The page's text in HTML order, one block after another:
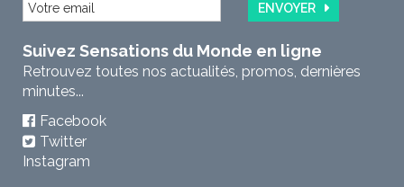
ENVOYER
Suivez Sensations du Monde en ligne
Retrouvez toutes nos actualités, promos, dernières
minutes...
Facebook
Twitter
Instagram